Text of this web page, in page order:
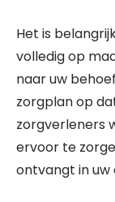
Het is
volledig op
naar uw
zorgplan op
zorgverleners
ervoor te
ontvangt in uw